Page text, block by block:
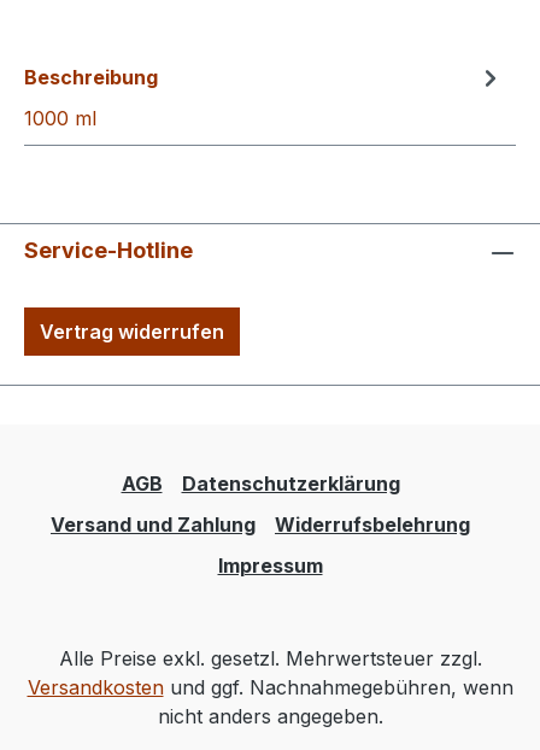
Beschreibung
1000 ml
Service-Hotline
Vertrag widerrufen
AGB
Datenschutzerklärung
Versand und Zahlung
Widerrufsbelehrung
Impressum
Alle Preise exkl. gesetzl. Mehrwertsteuer zzgl.
Versandkostenund ggf. Nachnahmegebühren, wenn
nicht anders angegeben.